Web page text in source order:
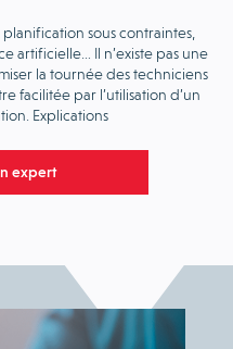
sous contraintes,
artificielle… Il n’existe pas une
la tournée des techniciens
facilitée par l’utilisation d’un
Explications
expert